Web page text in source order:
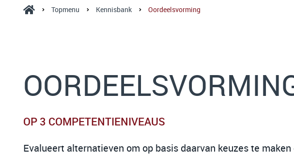
Topmenu Kennisbank Oordeelsvorming
OP 3 COMPETENTIENIVEAUS
Evalueert alternatieven om op basis daarvan keuzes te